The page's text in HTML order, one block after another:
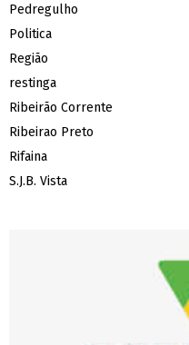
Pedregulho
Politica
Região
restinga
Ribeirão Corrente
Ribeirao Preto
Rifaina
S.J.B. Vista